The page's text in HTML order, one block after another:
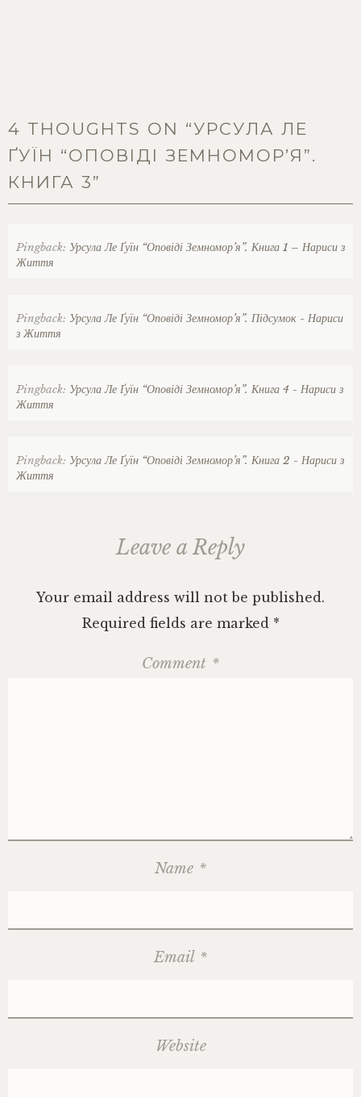
4 THOUGHTS ON “УРСУЛА ЛЕ
ҐУЇН “ОПОВІДІ ЗЕМНОМОР’Я”.
КНИГА 3”
Pingback: Урсула Ле Ґуїн “Оповіді Земномор’я”. Книга 1 – Нариси з
Життя
Pingback: Урсула Ле Ґуїн “Оповіді Земномор’я”. Підсумок - Нариси
з Життя
Pingback: Урсула Ле Ґуїн “Оповіді Земномор’я”. Книга 4 - Нариси з
Життя
Pingback: Урсула Ле Ґуїн “Оповіді Земномор’я”. Книга 2 - Нариси з
Життя
Leave a Reply
Your email address will not be published.
Required fields are marked *
Comment *
Name *
Email *
Website